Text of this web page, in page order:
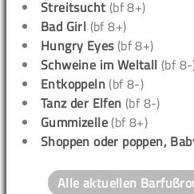
Streitsucht (bf 8+)
Bad Girl (bf 8+)
Hungry Eyes(bf 8+)
Schweine im Weltall (bf
Entkoppeln (bf 8-)
Tanz der Elfen (bf 8-)
Gummizelle (bf 8+)
Shoppen oder poppen,
Alle aktuellen